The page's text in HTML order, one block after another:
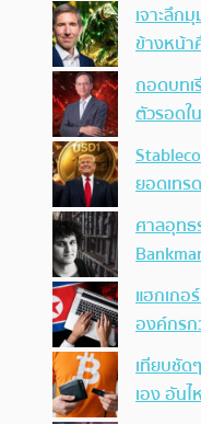
เจาะลึก
ข้างหน้
ถอดบทเ
ตัวรอดใ
ยอดเทร
ศาลอุท
แฮกเกอ
องค์กรก
เทียบชัด
เอง อัน